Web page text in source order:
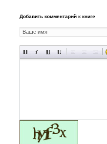
Добавить комментарий к книге